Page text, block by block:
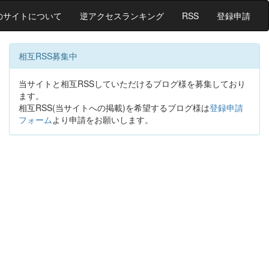
サイトについて 逆アクセスランキング RSS 登録申請
相互RSS募集中
当サイトと相互RSSしていただけるブログ様を募集しており
ます。
相互RSS(当サイトへの掲載)を希望するブログ様は登録申請
フォームより申請をお願いします。